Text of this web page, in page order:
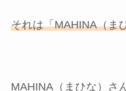
それは「MAHINA（ま
MAHINA（まひな）さ